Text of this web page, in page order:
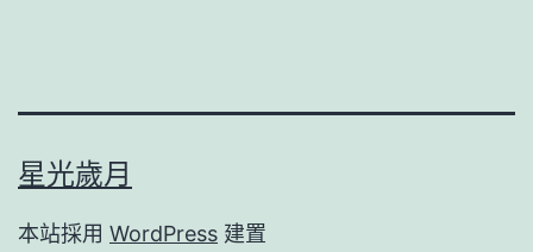
星光歲月
本站採用 WordPress 建置